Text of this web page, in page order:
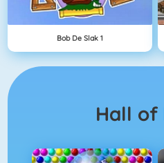
Bob De Slak 1
Hall of